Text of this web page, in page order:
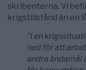
skribenterna. Vi
krigstillstånd än en
”I en
ned för att
andra ändamål